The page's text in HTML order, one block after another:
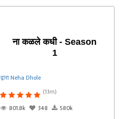
ना कळले कधी - Season
1
द्वारा Neha Dhole
(1.1m)
801.8k
348 580k